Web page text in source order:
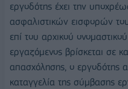
εργοδότης έχει την
ασφαλιστικών εισφορών
επί του αρχικού
εργαζόμενος βρίσκεται σε
απασχόλησης, ο εργοδότης
καταγγελία της σύμβασης